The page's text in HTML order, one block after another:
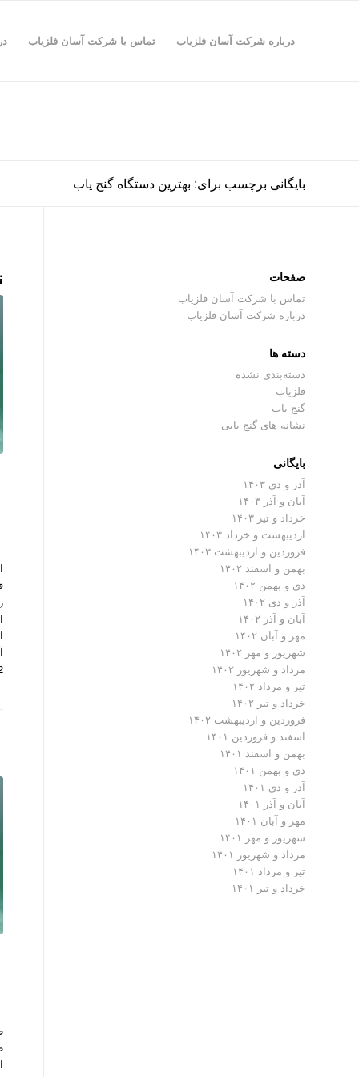
درباره شرکت آسان فلزیاب تماس با شرکت آسان فلزیاب
بایگانی برچسب برای: بهترین دستگاه گنج یاب
2 نیو ادیشن
صفحات
تماس با شرکت آسان فلزیاب
درباره شرکت آسان فلزیاب
دسته ها
دسته‌بندی نشده
فلزیاب
گنج یاب
نشانه های گنج یابی
بایگانی
آذر و دی ۱۴۰۳
آبان و آذر ۱۴۰۳
خرداد و تیر ۱۴۰۳
اردیبهشت و خرداد ۱۴۰۳
فروردین و اردیبهشت ۱۴۰۳
بهمن و اسفند ۱۴۰۲
دی و بهمن ۱۴۰۲
آذر و دی ۱۴۰۲
آبان و آذر ۱۴۰۲
مهر و آبان ۱۴۰۲
شهریور و مهر ۱۴۰۲
مرداد و شهریور ۱۴۰۲
تیر و مرداد ۱۴۰۲
خرداد و تیر ۱۴۰۲
فروردین و اردیبهشت ۱۴۰۲
اسفند و فروردین ۱۴۰۱
بهمن و اسفند ۱۴۰۱
دی و بهمن ۱۴۰۱
آذر و دی ۱۴۰۱
آبان و آذر ۱۴۰۱
مهر و آبان ۱۴۰۱
شهریور و مهر ۱۴۰۱
مرداد و شهریور ۱۴۰۱
تیر و مرداد ۱۴۰۱
خرداد و تیر ۱۴۰۱